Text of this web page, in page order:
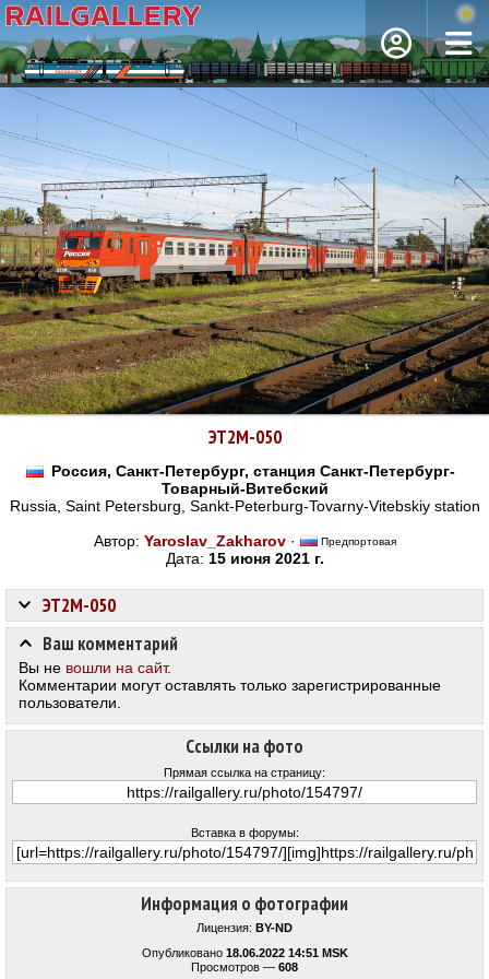
ЭТ2М-050
Россия, Санкт-Петербург, станция Санкт-Петербург-
Товарный-Витебский
Russia, Saint Petersburg, Sankt-Peterburg-Tovarny-Vitebskiy station
Автор: Yaroslav_Zakharov· Предпортовая
Дата: 15 июня 2021 г.
Информация о фотографии
Лицензия: BY-ND
Опубликовано 18.06.2022 14:51 MSK
Просмотров — 608
Ссылки на фото
Прямая ссылка на страницу:
Вставка в форумы:
ЭТ2М-050
Ваш комментарий
Вы не вошли на сайт.
Комментарии могут оставлять только зарегистрированные
пользователи.